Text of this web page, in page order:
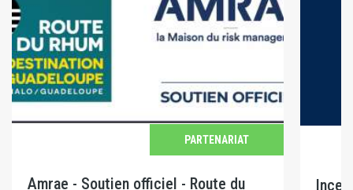
PARTENARIAT
Amrae - Soutien officiel - Route du